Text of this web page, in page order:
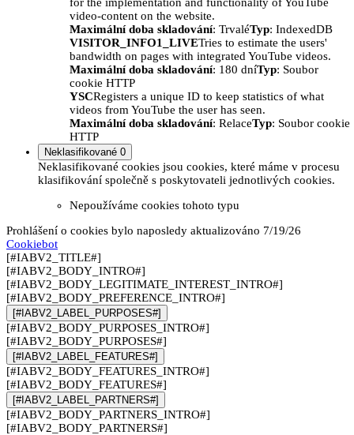
video-content on the website.
Maximální doba skladování: TrvaléTyp: IndexedDB
VISITOR_INFO1_LIVETries to estimate the users'
bandwidth on pages with integrated YouTube videos.
Maximální doba skladování: 180 dníTyp: Soubor
cookie HTTP
YSCRegisters a unique ID to keep statistics of what
videos from YouTube the user has seen.
Maximální doba skladování: RelaceTyp: Soubor cookie
HTTP
Neklasifikované 0
Neklasifikované cookies jsou cookies, které máme v procesu
klasifikování společně s poskytovateli jednotlivých cookies.
Nepoužíváme cookies tohoto typu
Prohlášení o cookies bylo naposledy aktualizováno 7/19/26
Cookiebot
[#IABV2_TITLE#]
[#IABV2_BODY_INTRO#]
[#IABV2_BODY_LEGITIMATE_INTEREST_INTRO#]
[#IABV2_BODY_PREFERENCE_INTRO#]
[#IABV2_LABEL_PURPOSES#]
[#IABV2_BODY_PURPOSES_INTRO#]
[#IABV2_BODY_PURPOSES#]
[#IABV2_LABEL_FEATURES#]
[#IABV2_BODY_FEATURES_INTRO#]
[#IABV2_BODY_FEATURES#]
[#IABV2_LABEL_PARTNERS#]
[#IABV2_BODY_PARTNERS_INTRO#]
[#IABV2_BODY_PARTNERS#]